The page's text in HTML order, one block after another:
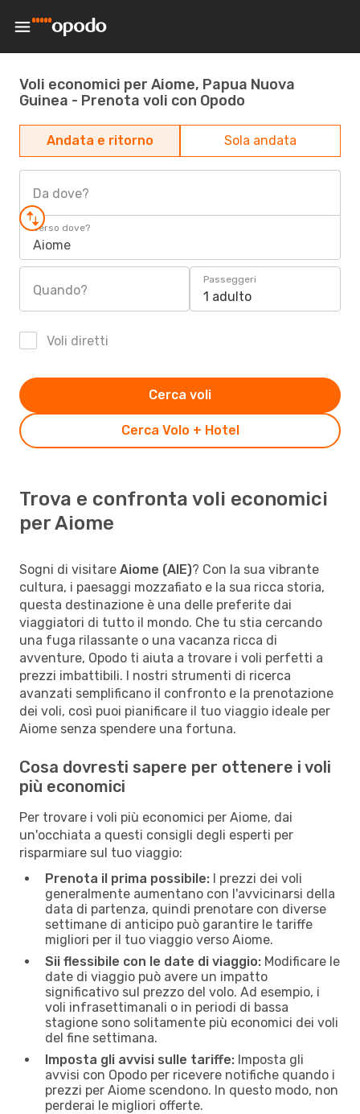
Voli economici per Aiome, Papua Nuova
Guinea - Prenota voli con Opodo
Andata e ritorno Sola andata
Da dove?
Verso dove?
Aiome
Quando?
Passeggeri
1 adulto
Voli diretti
Cerca Volo + Hotel
Cerca voli
Trova e confronta voli economici
per Aiome
Sogni di visitare Aiome (AIE)? Con la sua vibrante
cultura, i paesaggi mozzafiato e la sua ricca storia,
questa destinazione è una delle preferite dai
viaggiatori di tutto il mondo. Che tu stia cercando
una fuga rilassante o una vacanza ricca di
avventure, Opodo ti aiuta a trovare i voli perfetti a
prezzi imbattibili. I nostri strumenti di ricerca
avanzati semplificano il confronto e la prenotazione
dei voli, così puoi pianificare il tuo viaggio ideale per
Aiome senza spendere una fortuna.
Cosa dovresti sapere per ottenere i voli
più economici
Per trovare i voli più economici per Aiome, dai
un'occhiata a questi consigli degli esperti per
risparmiare sul tuo viaggio:
Prenota il prima possibile: I prezzi dei voli
generalmente aumentano con l'avvicinarsi della
data di partenza, quindi prenotare con diverse
settimane di anticipo può garantire le tariffe
migliori per il tuo viaggio verso Aiome.
Sii flessibile con le date di viaggio: Modificare le
date di viaggio può avere un impatto
significativo sul prezzo del volo. Ad esempio, i
voli infrasettimanali o in periodi di bassa
stagione sono solitamente più economici dei voli
del fine settimana.
Imposta gli avvisi sulle tariffe: Imposta gli
avvisi con Opodo per ricevere notifiche quando i
prezzi per Aiome scendono. In questo modo, non
perderai le migliori offerte.